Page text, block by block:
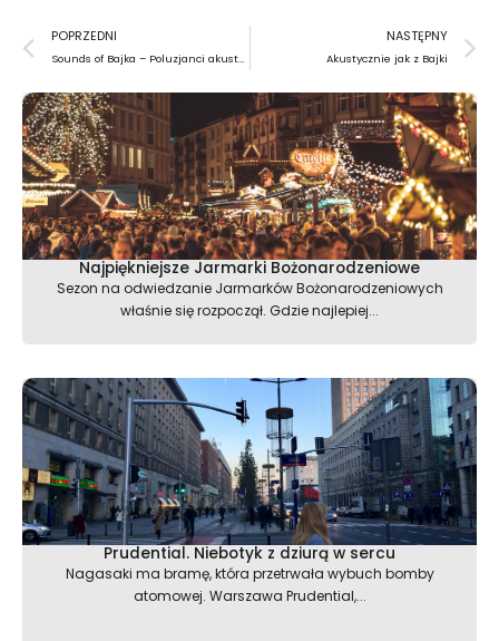
Prev
POPRZEDNI
Sounds of Bajka – Poluzjanci akustycznie
NASTĘPNY
Akustycznie jak z Bajki
Najpiękniejsze Jarmarki Bożonarodzeniowe
Sezon na odwiedzanie Jarmarków Bożonarodzeniowych
właśnie się rozpoczął. Gdzie najlepiej...
Prudential. Niebotyk z dziurą w sercu
Nagasaki ma bramę, która przetrwała wybuch bomby
atomowej. Warszawa Prudential,...